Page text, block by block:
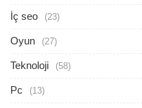
İç seo (23)
Oyun (27)
Teknoloji (58)
Pc (13)